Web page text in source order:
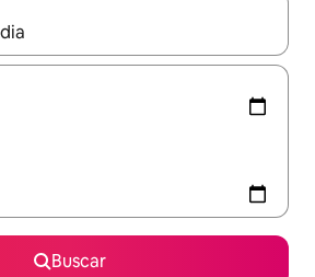
estén disponibles, navega con las
Buscar